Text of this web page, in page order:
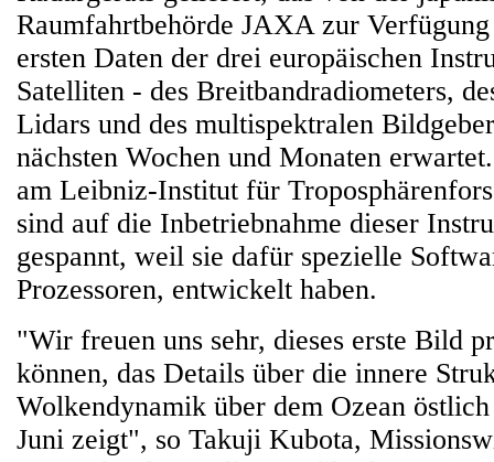
Raumfahrtbehörde JAXA zur
ersten Daten der drei europäischen
Satelliten - des Breitbandradiometers,
Lidars und des multispektralen
nächsten Wochen und Monaten
am Leibniz-Institut für
sind auf die Inbetriebnahme dieser
gespannt, weil sie dafür spezielle
Prozessoren, entwickelt haben.
"Wir freuen uns sehr, dieses erste Bild
können, das Details über die innere
Wolkendynamik über dem Ozean
Juni zeigt", so Takuji Kubota,